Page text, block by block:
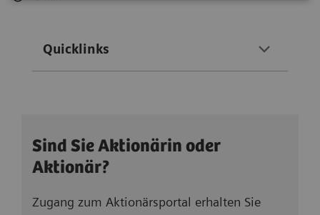
Quicklinks
Sind Sie Aktionärin oder
Aktionär?
Zugang zum Aktionärsportal erhalten Sie